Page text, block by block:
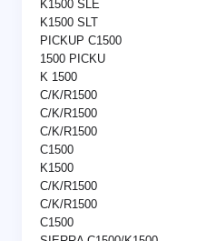
K1500 SLE
K1500 SLT
PICKUP C1500
1500 PICKU
K 1500
C/K/R1500
C/K/R1500
C/K/R1500
C1500
K1500
C/K/R1500
C/K/R1500
C1500